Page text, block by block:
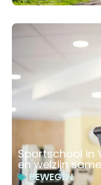
Sportschool in
en welzijn
BEWEGEN